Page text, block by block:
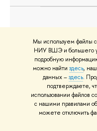
Мы используем файлы
НИУ ВШЭ и большего
подробную
можно найти здесь,
данных –здесь.
подтверждаете,
использовании файлов
с нашими правилами
можете отключить
Российский фонд
исследований
проектов,
обучающимися в
организациях.